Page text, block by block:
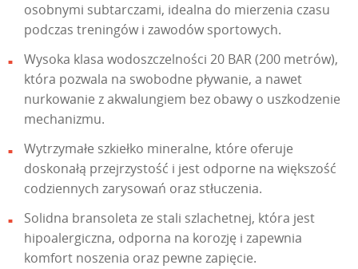
osobnymi subtarczami, idealna do mierzenia czasu
podczas treningów i zawodów sportowych.
Wysoka klasa wodoszczelności 20 BAR (200 metrów),
która pozwala na swobodne pływanie, a nawet
nurkowanie z akwalungiem bez obawy o uszkodzenie
mechanizmu.
Wytrzymałe szkiełko mineralne, które oferuje
doskonałą przejrzystość i jest odporne na większość
codziennych zarysowań oraz stłuczenia.
Solidna bransoleta ze stali szlachetnej, która jest
hipoalergiczna, odporna na korozję i zapewnia
komfort noszenia oraz pewne zapięcie.